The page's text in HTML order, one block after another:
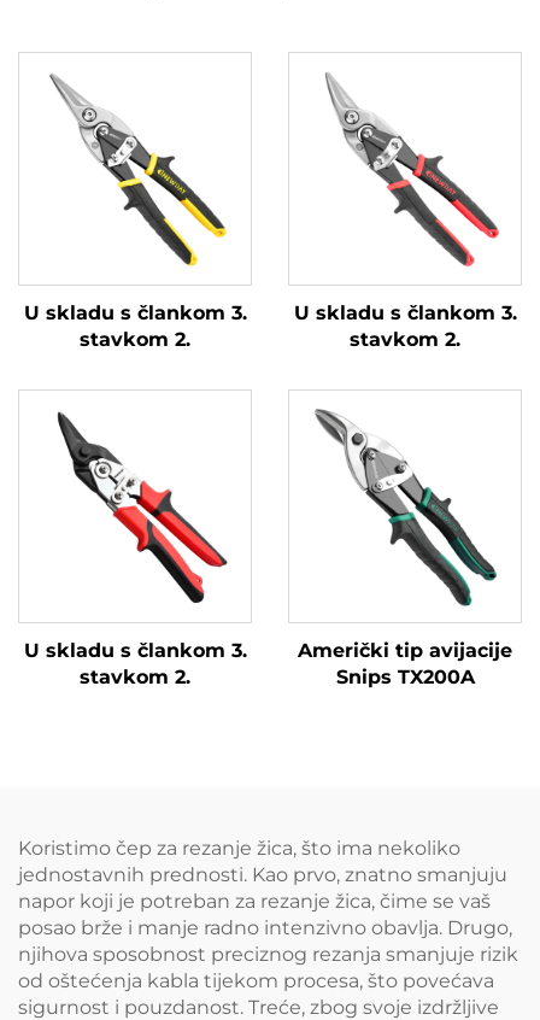
U skladu s člankom 3.
stavkom 2.
U skladu s člankom 3.
stavkom 2.
U skladu s člankom 3.
stavkom 2.
Američki tip avijacije
Snips TX200A
Koristimo čep za rezanje žica, što ima nekoliko
jednostavnih prednosti. Kao prvo, znatno smanjuju
napor koji je potreban za rezanje žica, čime se vaš
posao brže i manje radno intenzivno obavlja. Drugo,
njihova sposobnost preciznog rezanja smanjuje rizik
od oštećenja kabla tijekom procesa, što povećava
sigurnost i pouzdanost. Treće, zbog svoje izdržljive